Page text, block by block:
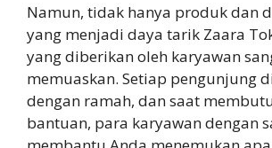
Namun, tidak hanya produk dan
yang menjadi daya tarik Zaara
yang diberikan oleh karyawan
memuaskan. Setiap pengunjung
dengan ramah, dan saat
bantuan, para karyawan dengan